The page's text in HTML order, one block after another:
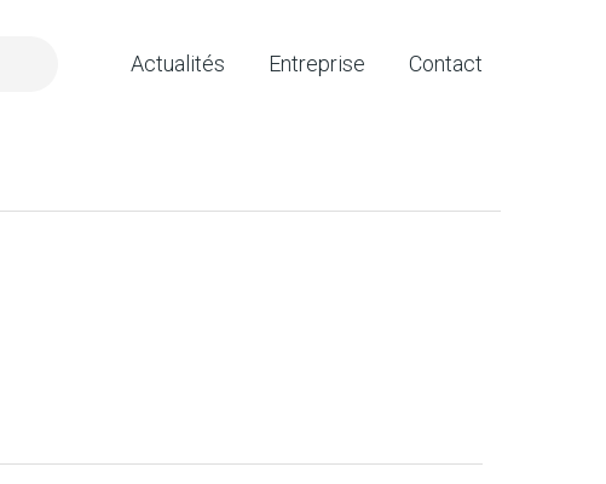
Actualités Entreprise Contact